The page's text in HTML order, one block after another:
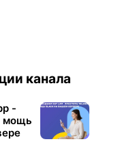
канала
-
мощь